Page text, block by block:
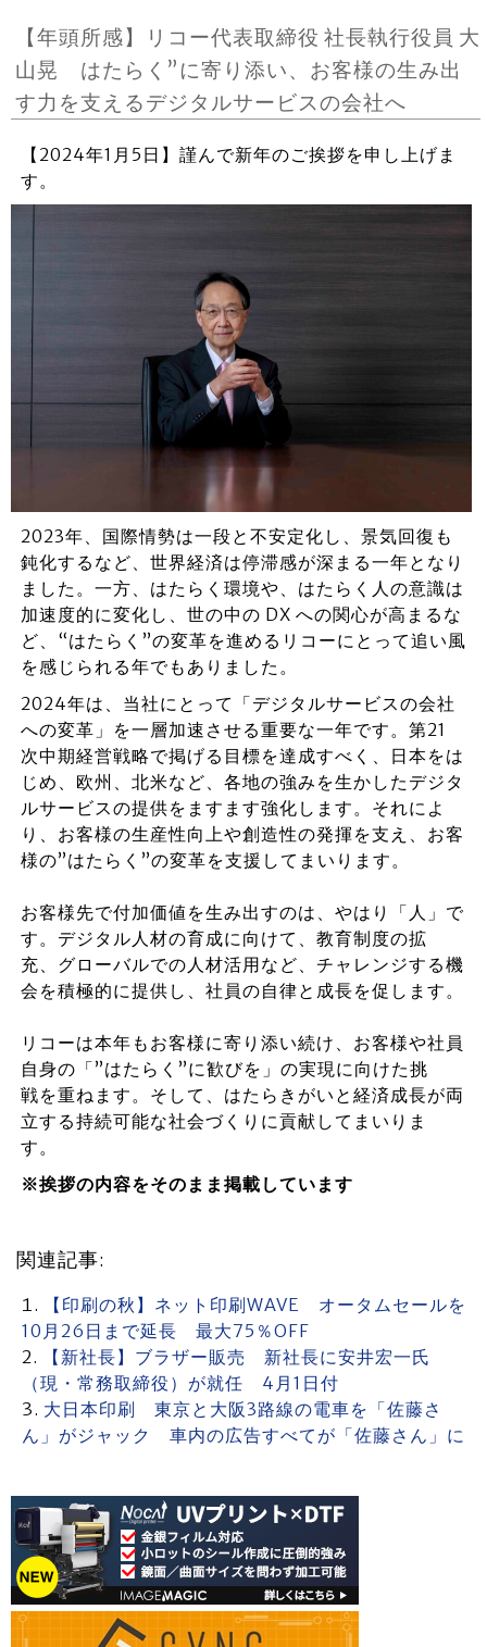
【年頭所感】リコー代表取締役 社長執行役員 大
山晃 はたらく”に寄り添い、お客様の生み出
す力を支えるデジタルサービスの会社へ
【2024年1月5日】謹んで新年のご挨拶を申し上げま
す。
2023年、国際情勢は一段と不安定化し、景気回復も
鈍化するなど、世界経済は停滞感が深まる一年となり
ました。一方、はたらく環境や、はたらく人の意識は
加速度的に変化し、世の中の DX への関心が高まるな
ど、“はたらく”の変革を進めるリコーにとって追い風
を感じられる年でもありました。
2024年は、当社にとって「デジタルサービスの会社
への変革」を一層加速させる重要な一年です。第21
次中期経営戦略で掲げる目標を達成すべく、日本をは
じめ、欧州、北米など、各地の強みを生かしたデジタ
ルサービスの提供をますます強化します。それによ
り、お客様の生産性向上や創造性の発揮を支え、お客
様の”はたらく”の変革を支援してまいります。
お客様先で付加価値を生み出すのは、やはり「人」で
す。デジタル人材の育成に向けて、教育制度の拡
充、グローバルでの人材活用など、チャレンジする機
会を積極的に提供し、社員の自律と成長を促します。
リコーは本年もお客様に寄り添い続け、お客様や社員
自身の「”はたらく”に歓びを」の実現に向けた挑
戦を重ねます。そして、はたらきがいと経済成長が両
立する持続可能な社会づくりに貢献してまいりま
す。
※挨拶の内容をそのまま掲載しています
関連記事:
【印刷の秋】ネット印刷WAVE オータムセールを
10月26日まで延長 最大75％OFF
【新社長】ブラザー販売 新社長に安井宏一氏
（現・常務取締役）が就任 4月1日付
大日本印刷 東京と大阪3路線の電車を「佐藤さ
ん」がジャック 車内の広告すべてが「佐藤さん」に